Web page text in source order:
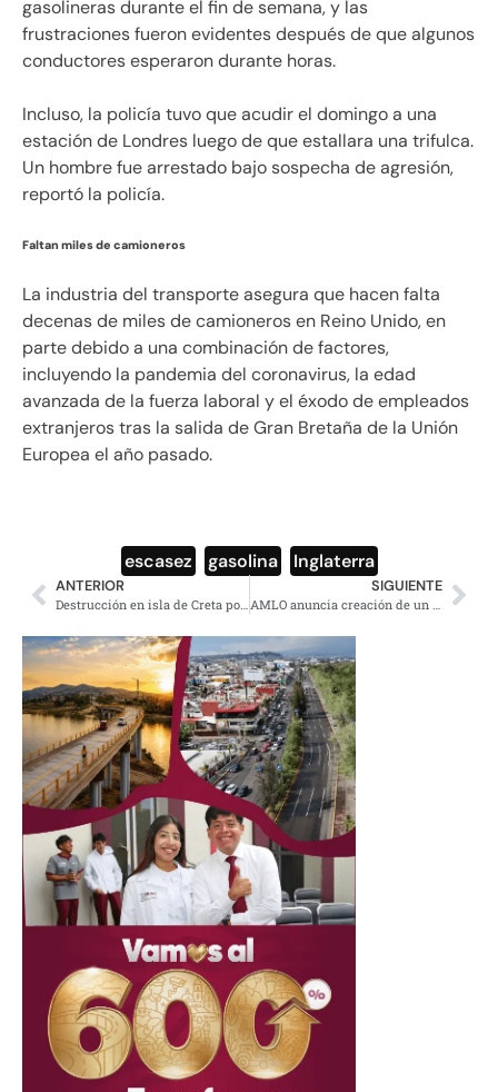
gasolineras durante el fin de semana, y las
frustraciones fueron evidentes después de que algunos
conductores esperaron durante horas.
Incluso, la policía tuvo que acudir el domingo a una
estación de Londres luego de que estallara una trifulca.
Un hombre fue arrestado bajo sospecha de agresión,
reportó la policía.
Faltan miles de camioneros
La industria del transporte asegura que hacen falta
decenas de miles de camioneros en Reino Unido, en
parte debido a una combinación de factores,
incluyendo la pandemia del coronavirus, la edad
avanzada de la fuerza laboral y el éxodo de empleados
extranjeros tras la salida de Gran Bretaña de la Unión
Europea el año pasado.
escasez gasolina Inglaterra
ANTERIOR
Destrucción en isla de Creta por sismo de 6 grados
SIGUIENTE
AMLO anuncia creación de un cuerpo encargado de recuperar piezas históricas